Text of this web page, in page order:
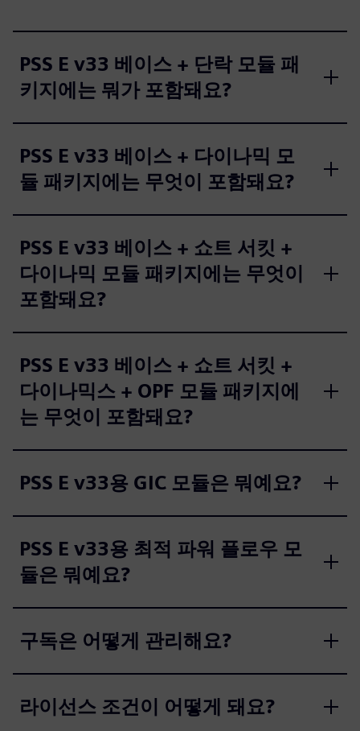
PSS E v33 베이스 + 단락 모듈 패
키지에는 뭐가 포함돼요?
PSS E v33 베이스 + 다이나믹 모
듈 패키지에는 무엇이 포함돼요?
PSS E v33 베이스 + 쇼트 서킷 +
다이나믹 모듈 패키지에는 무엇이
포함돼요?
PSS E v33 베이스 + 쇼트 서킷 +
다이나믹스 + OPF 모듈 패키지에
는 무엇이 포함돼요?
PSS E v33용 GIC 모듈은 뭐예요?
PSS E v33용 최적 파워 플로우 모
듈은 뭐예요?
구독은 어떻게 관리해요?
라이선스 조건이 어떻게 돼요?